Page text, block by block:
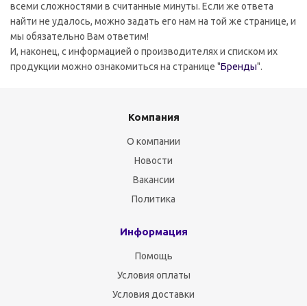
всеми сложностями в считанные минуты. Если же ответа
найти не удалось, можно задать его нам на той же странице, и
мы обязательно Вам ответим!
И, наконец, с информацией о производителях и списком их
продукции можно ознакомиться на странице "Бренды".
Компания
О компании
Новости
Вакансии
Политика
Информация
Помощь
Условия оплаты
Условия доставки